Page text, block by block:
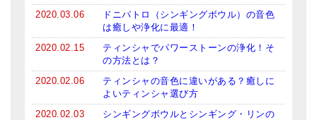
ビギナー講師・養成講座
アマナマナとは
About Us
メールお便り登録
2020.03.06
ドニパトロ（シンギングボウル）の音色
は癒しや浄化に最適！
2020.02.15
ティンシャでパワーストーンの浄化！そ
の方法とは？
2020.02.06
ティンシャの音色に違いがある？癒しに
よいティンシャ選び方
2020.02.03
シンギングボウルとシンギング・リンの